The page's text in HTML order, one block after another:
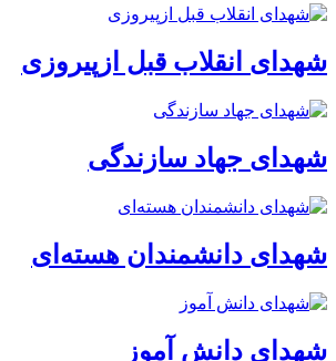
شهدای انقلاب قبل ازپیروزی
شهدای جهاد سازندگی
شهدای دانشمندان هسته‌ای
شهدای دانش آموز